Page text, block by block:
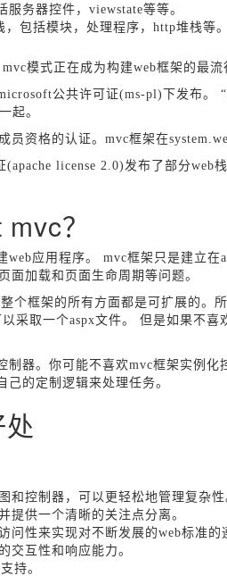
服务器控件，viewstate等等。
包括模块，处理程序，http堆栈等。
模式正在成为构建web框架的最流
公共许可证(ms-pl)下发布。
起。
员资格的认证。mvc框架在
license 2.0)发布了部分web
？
应用程序。 mvc框架只是建立在
面加载和页面生命周期等问题。
个框架的所有方面都是可扩展的。
采取一个aspx文件。 但是如果不
制器。你可能不喜欢mvc框架实例
的定制逻辑来处理任务。
和控制器，可以更轻松地管理复杂性
提供一个清晰的关注点分离。
问性来实现对不断发展的web标准的
交互性和响应能力。
持。